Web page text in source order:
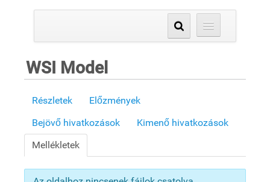
WSI Model
Részletek
Előzmények
Bejövő hivatkozások
Kimenő hivatkozások
Mellékletek